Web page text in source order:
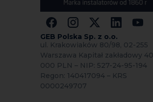
GEB Polska Sp. z o.o.
ul. Krakowiaków 80/98, 02-255
Warszawa Kapitał zakładowy
000 PLN – NIP: 527-24-95-194
Regon: 140417094 – KRS
0000249707